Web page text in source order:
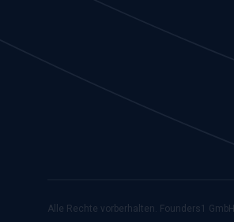
Alle Rechte vorberhalten. Founders1 GmbH